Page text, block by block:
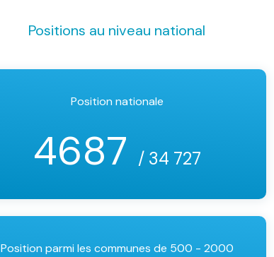
Positions au niveau national
Position nationale
4687 / 34 727
Position parmi les communes de 500 - 2000